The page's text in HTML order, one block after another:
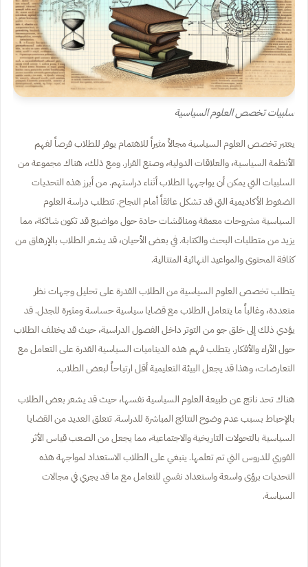
سلبيات تخصص العلوم السياسية
يعتبر تخصص العلوم السياسية مجالاً مثيراً للاهتمام يوفر للطلاب فرصاً لفهم
الأنظمة السياسية، والعلاقات الدولية، وصنع القرار. ومع ذلك، هناك مجموعة من
السلبيات التي يمكن أن يواجهها الطلاب أثناء دراستهم. من أبرز هذه التحديات
الضغوط الأكاديمية التي قد تشكل عائقاً أمام النجاح. تتطلب دراسة العلوم
السياسية مشروحات معمقة ومناقشات حادة حول مواضيع قد تكون شائكة، مما
يزيد من متطلبات البحث والكتابة. في بعض الأحيان، قد يشعر الطلاب بالإرهاق من
كثافة المحتوى والمواعيد النهائية المتتالية.
يتطلب تخصص العلوم السياسية من الطلاب القدرة على تحليل وجهات نظر
متعددة، وغالباً ما يتعامل الطلاب مع قضايا سياسية حساسة ومثيرة للجدل. قد
يؤدي ذلك إلى خلق جو من التوتر داخل الفصول الدراسية، حيث قد يختلف الطلاب
حول الآراء والأفكار. يتطلب فهم هذه الديناميات السياسية القدرة على التعامل مع
التعارضات، وهذا قد يجعل البيئة التعليمية أقل ارتياحاً لبعض الطلاب.
هناك تحد ناتج عن طبيعة العلوم السياسية نفسها، حيث قد يشعر بعض الطلاب
بالإحباط بسبب عدم وضوح النتائج المباشرة للدراسة. تتعلق العديد من القضايا
السياسية بالتحولات التاريخية والاجتماعية، مما يجعل من الصعب قياس الأثر
الفوري للدروس التي تم تعلمها. ينبغي على الطلاب الاستعداد لمواجهة هذه
التحديات برؤى واسعة واستعداد نفسي للتعامل مع ما قد يجري في مجالات
السياسة.